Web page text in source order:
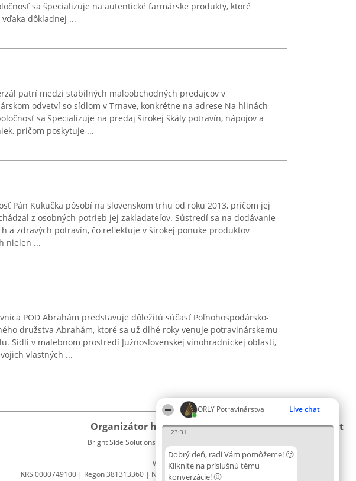
ORLY Potravinárstva Live chat
23:31
Dobrý deň, radi Vám pomôžeme! 🙂
Kliknite na príslušnú tému
konverzácie! 🙂
sa špecializuje na autentické farmárske produkty, ktoré
dôkladnej ...
patrí medzi stabilných maloobchodných predajcov v
odvetví so sídlom v Trnave, konkrétne na adrese Na hlinách
sa špecializuje na predaj širokej škály potravín, nápojov a
pričom poskytuje ...
Pán Kukučka pôsobí na slovenskom trhu od roku 2013, pričom jej
z osobných potrieb jej zakladateľov. Sústredí sa na dodávanie
a zdravých potravín, čo reflektuje v širokej ponuke produktov
nielen ...
POD Abrahám predstavuje dôležitú súčasť Poľnohospodársko-
družstva Abrahám, ktoré sa už dlhé roky venuje potravinárskemu
Sídli v malebnom prostredí Južnoslovenskej vinohradníckej oblasti,
vlastných ...
Organizátor hodnotenia
Bright Side Solutions sp. z o. o. sp. k.
ul. Ruska 22
Wrocław 50-079
KRS 0000749100 | Regon 381313360 | NIP 8943132676
Hodnotenie
Lista
wszystkich
Kontakt